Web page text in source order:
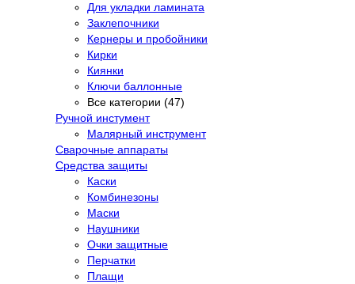
Для укладки ламината
Заклепочники
Кернеры и пробойники
Кирки
Киянки
Ключи баллонные
Все категории (47)
Ручной инстумент
Малярный инструмент
Сварочные аппараты
Средства защиты
Каски
Комбинезоны
Маски
Наушники
Очки защитные
Перчатки
Плащи